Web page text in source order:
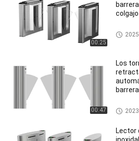
00:25
00:47
Los
del
Lector